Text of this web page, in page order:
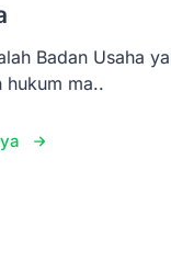
Badan Usaha
hukum ma..